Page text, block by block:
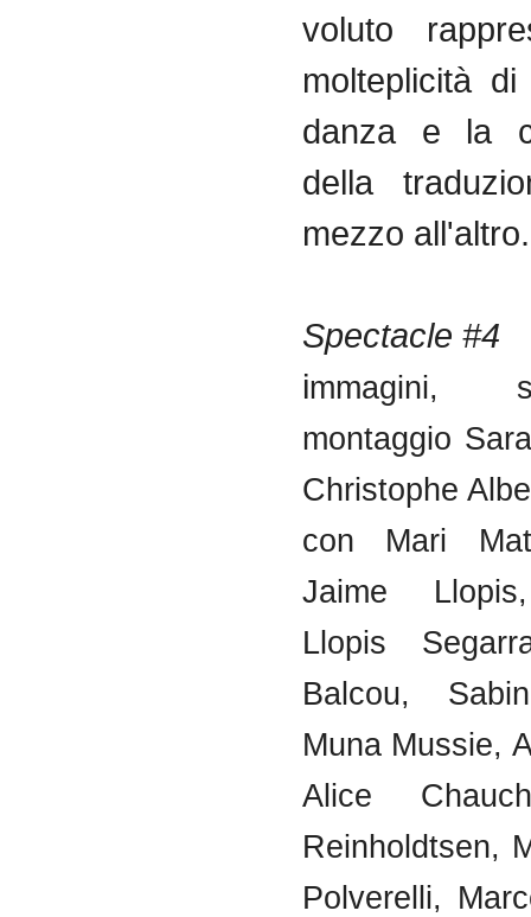
voluto
molteplicità
danza e la
della
mezzo all'altro.
Spectacle #4
immagini,
montaggio
Christophe
con Mari
Jaime
Llopis
Balcou,
Muna Mussie,
Alice
Reinholdtsen,
Polverelli,